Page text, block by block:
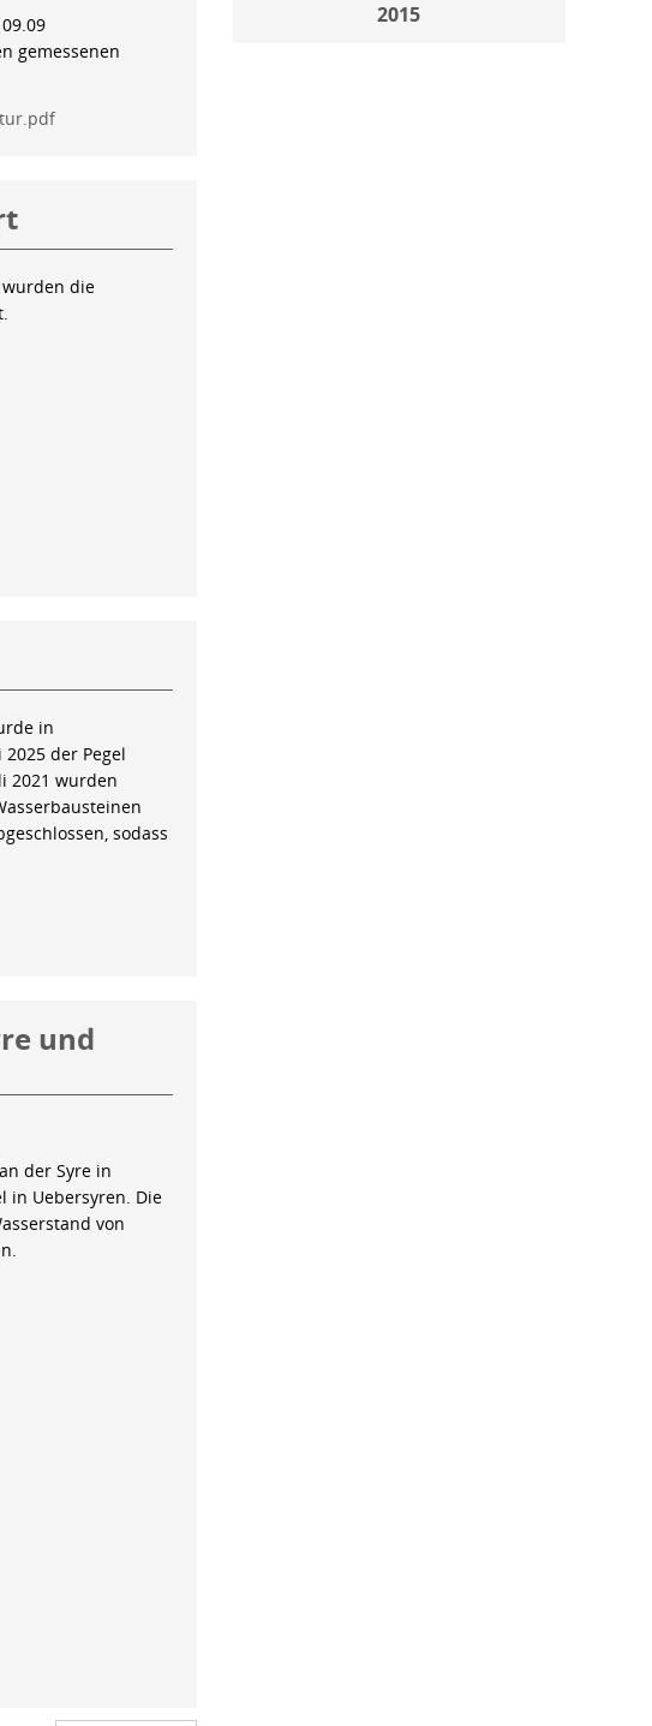
2015
gemessenen
die
in
der Pegel
2021 wurden
sodass
und
der Syre in
in Uebersyren. Die
von